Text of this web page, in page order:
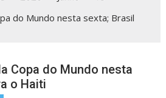
do Mundo nesta sexta; Brasil
Copa do Mundo nesta
o Haiti